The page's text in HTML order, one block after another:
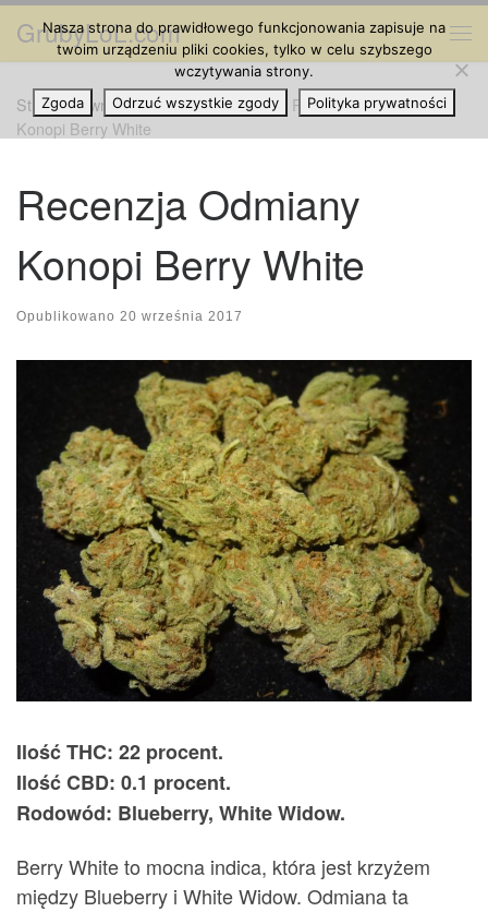
Przejdź do treści
GrubyLoL.com
Strona główna » Odmiany Marihuany
Recenzja Odmiany
Konopi Berry White
Recenzja Odmiany
Konopi Berry White
Opublikowano 20 września 2017
Ilość THC: 22 procent.
Ilość CBD: 0.1 procent.
Rodowód: Blueberry, White Widow.
Berry White to mocna indica, która jest krzyżem
między Blueberry i White Widow. Odmiana ta
Nasza strona do prawidłowego funkcjonowania zapisuje na
twoim urządzeniu pliki cookies, tylko w celu szybszego
wczytywania strony.
Zgoda
Odrzuć wszystkie zgody Polityka prywatności